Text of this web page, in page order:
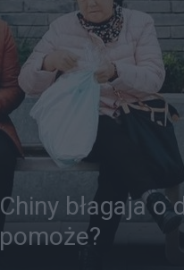
Chiny błagaja
pomoże?